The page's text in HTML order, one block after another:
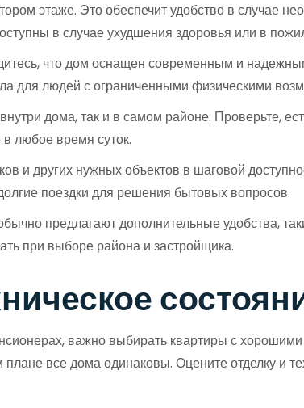
этаже. Это обеспечит удобство в случае
в случае ухудшения здоровья или в
что дом оснащен современным и
для людей с ограниченными физическими
дома, так и в самом районе. Проверьте,
любое время суток.
и других нужных объектов в шаговой
поездки для решения бытовых вопросов.
предлагают дополнительные удобства,
при выборе района и застройщика.
важно выбирать квартиры с
все дома одинаковы. Оцените отделку и